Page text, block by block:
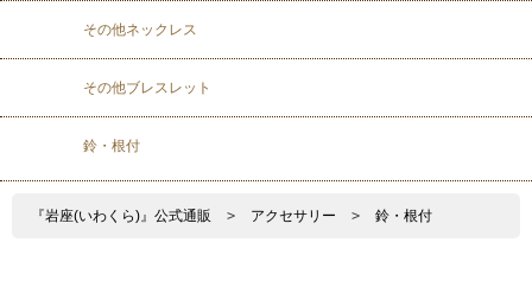
その他ネックレス
その他ブレスレット
鈴・根付
『岩座(いわくら)』公式通販 > アクセサリー > 鈴・根付